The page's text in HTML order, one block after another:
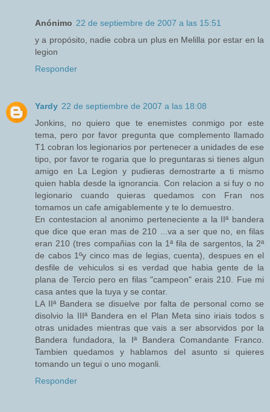
Anónimo 22 de septiembre de 2007 a las 15:51
y a propósito, nadie cobra un plus en Melilla por estar en la
legion
Responder
Yardy 22 de septiembre de 2007 a las 18:08
Jonkins, no quiero que te enemistes conmigo por este
tema, pero por favor pregunta que complemento llamado
T1 cobran los legionarios por pertenecer a unidades de ese
tipo, por favor te rogaria que lo preguntaras si tienes algun
amigo en La Legion y pudieras demostrarte a ti mismo
quien habla desde la ignorancia. Con relacion a si fuy o no
legionario cuando quieras quedamos con Fran nos
tomamos un cafe amigablemente y te lo demuestro.
En contestacion al anonimo perteneciente a la IIª bandera
que dice que eran mas de 210 ...va a ser que no, en filas
eran 210 (tres compañias con la 1ª fila de sargentos, la 2ª
de cabos 1ºy cinco mas de legias, cuenta), despues en el
desfile de vehiculos si es verdad que habia gente de la
plana de Tercio pero en filas "campeon" erais 210. Fue mi
casa antes que la tuya y se contar.
LA IIª Bandera se disuelve por falta de personal como se
disolvio la IIIª Bandera en el Plan Meta sino iriais todos s
otras unidades mientras que vais a ser absorvidos por la
Bandera fundadora, la Iª Bandera Comandante Franco.
Tambien quedamos y hablamos del asunto si quieres
tomando un tegui o uno moganli.
Responder